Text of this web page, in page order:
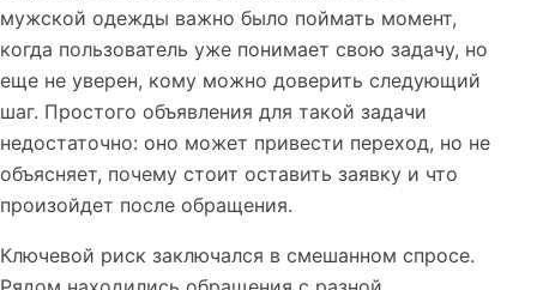
мужской одежды важно было поймать момент,
когда пользователь уже понимает свою задачу, но
еще не уверен, кому можно доверить следующий
шаг. Простого объявления для такой задачи
недостаточно: оно может привести переход, но не
объясняет, почему стоит оставить заявку и что
произойдет после обращения.
Ключевой риск заключался в смешанном спросе.